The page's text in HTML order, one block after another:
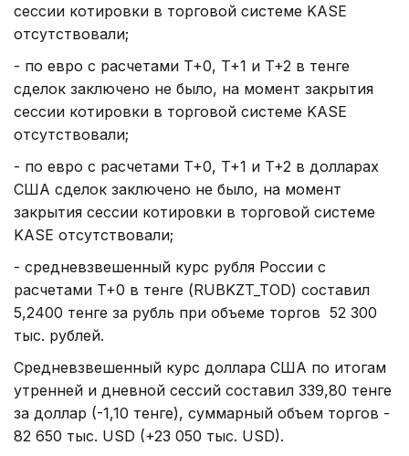
сессии котировки в торговой системе KASE
отсутствовали;
- по евро с расчетами T+0, T+1 и T+2 в тенге
сделок заключено не было, на момент закрытия
сессии котировки в торговой системе KASE
отсутствовали;
- по евро с расчетами T+0, T+1 и T+2 в долларах
США сделок заключено не было, на момент
закрытия сессии котировки в торговой системе
KASE отсутствовали;
- средневзвешенный курс рубля России с
расчетами T+0 в тенге (RUBKZT_TOD) составил
5,2400 тенге за рубль при объеме торгов 52 300
тыс. рублей.
Средневзвешенный курс доллара США по итогам
утренней и дневной сессий составил 339,80 тенге
за доллар (-1,10 тенге), суммарный объем торгов -
82 650 тыс. USD (+23 050 тыс. USD).